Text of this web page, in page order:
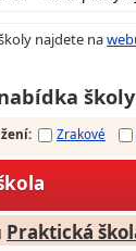
najdete na
: Zrakové
Praktická